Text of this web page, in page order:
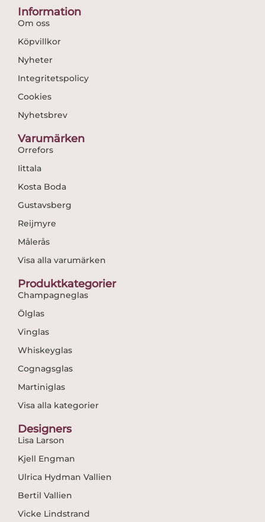
Information
Om oss
Köpvillkor
Nyheter
Integritetspolicy
Cookies
Nyhetsbrev
Varumärken
Orrefors
Iittala
Kosta Boda
Gustavsberg
Reijmyre
Målerås
Visa alla varumärken
Produktkategorier
Champagneglas
Ölglas
Vinglas
Whiskeyglas
Cognagsglas
Martiniglas
Visa alla kategorier
Designers
Lisa Larson
Kjell Engman
Ulrica Hydman Vallien
Bertil Vallien
Vicke Lindstrand